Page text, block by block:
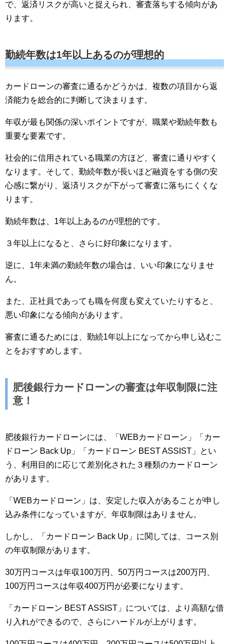
で、返済リスクが高いと捉えられ、審査落ちする傾向があ
ります。
勤続年数は1年以上あるのが理想的
カードローンの審査に通るかどうかは、複数の項目から返
済能力を総合的に判断して決まります。
年収が最も関係の深いポイントですが、職業や勤続年数も
重要な要素です。
社会的に信用されている職業の方ほど、審査に通りやすく
なります。そして、勤続年数が長いほど融資をする側の安
心感に繋がり、返済リスクが下がって審査に落ちにくくな
ります。
勤続年数は、1年以上あるのが理想的です。
３年以上になると、さらに好印象になります。
逆に、1年未満の勤続年数の場合は、いい印象になりませ
ん。
また、正社員であっても職を何度も変えていたりすると、
悪い印象になる傾向があります。
審査に通るためには、勤続1年以上になってから申し込むこ
とをおすすめします。
肥後銀行カードローンの審査は年収制限に注
意！
肥後銀行カードローンには、「WEBカードローン」「カー
ドローン Back Up」「カードローン BEST ASSIST」とい
う、利用目的に応じて差別化された３種類のカードローン
があります。
「WEBカードローン」は、安定した収入があることが申し
込み条件になっていますが、年収制限はありません。
しかし、「カードローン Back Up」に関しては、コース別
の年収制限があります。
30万円コースは年収100万円、50万円コースは200万円、
100万円コースは年収400万円が必要になります。
「カードローン BEST ASSIST」については、より高額な借
り入れができるので、さらにハードルが上がります。